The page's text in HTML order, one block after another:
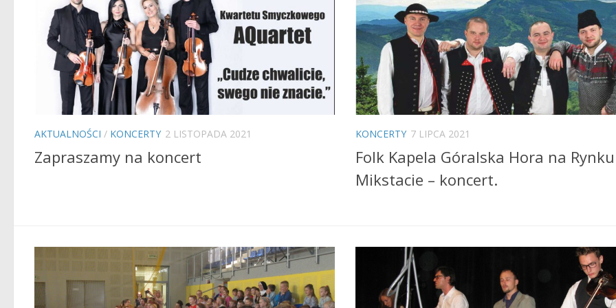
AKTUALNOŚCI / KONCERTY 2 LISTOPADA 2021
Zapraszamy na koncert
KONCERTY 7 LIPCA 2021
Folk Kapela Góralska Hora na
Mikstacie – koncert.